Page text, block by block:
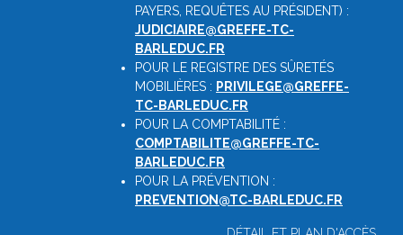
PAYERS, REQUÊTES AU PRÉSIDENT) :
JUDICIAIRE@GREFFE-TC-
BARLEDUC.FR
POUR LE REGISTRE DES SÛRETÉS
MOBILIÈRES : PRIVILEGE@GREFFE-
TC-BARLEDUC.FR
POUR LA COMPTABILITÉ :
COMPTABILITE@GREFFE-TC-
BARLEDUC.FR
POUR LA PRÉVENTION :
PREVENTION@TC-BARLEDUC.FR